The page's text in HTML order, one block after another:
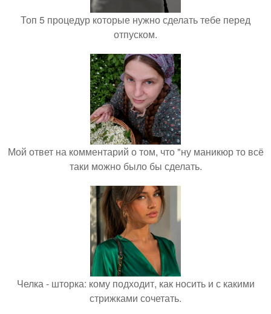
Топ 5 процедур которые нужно сделать тебе перед
отпуском.
Мой ответ на комментарий о том, что "ну маникюр то всё
таки можно было бы сделать.
Челка - шторка: кому подходит, как носить и с какими
стрижками сочетать.